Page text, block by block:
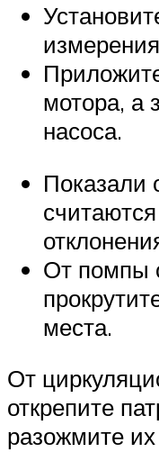
мотора, а
насоса.
Показали
От помпы
места.
От
открепите
разожмите